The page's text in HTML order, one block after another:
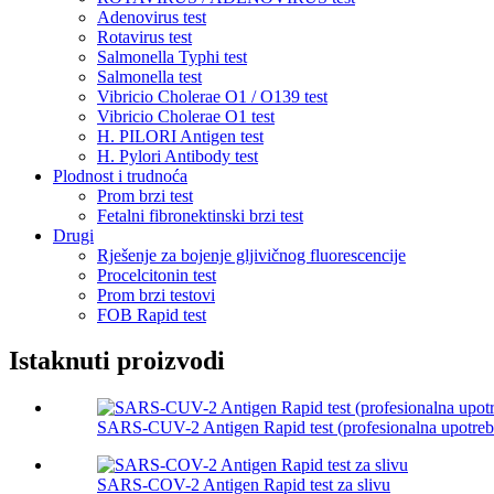
Adenovirus test
Rotavirus test
Salmonella Typhi test
Salmonella test
Vibricio Cholerae O1 / O139 test
Vibricio Cholerae O1 test
H. PILORI Antigen test
H. Pylori Antibody test
Plodnost i trudnoća
Prom brzi test
Fetalni fibronektinski brzi test
Drugi
Rješenje za bojenje gljivičnog fluorescencije
Procelcitonin test
Prom brzi testovi
FOB Rapid test
Istaknuti proizvodi
SARS-CUV-2 Antigen Rapid test (profesionalna
SARS-COV-2 Antigen Rapid test za slivu